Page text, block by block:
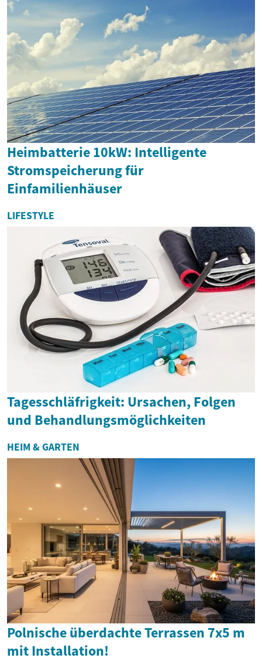
Heimbatterie 10kW: Intelligente
Stromspeicherung für
Einfamilienhäuser
LIFESTYLE
Tagesschläfrigkeit: Ursachen, Folgen
und Behandlungsmöglichkeiten
HEIM & GARTEN
Polnische überdachte Terrassen 7x5 m
mit Installation!